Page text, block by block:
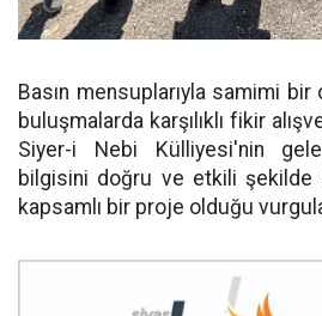
Basın mensuplarıyla samimi
buluşmalarda karşılıklı fikir
Siyer-i Nebi Külliyesi'nin
bilgisini doğru ve etkili şekilde
kapsamlı bir proje olduğu